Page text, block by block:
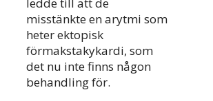
ledde till att de
misstänkte en arytmi som
heter ektopisk
förmakstakykardi, som
det nu inte finns någon
behandling för.